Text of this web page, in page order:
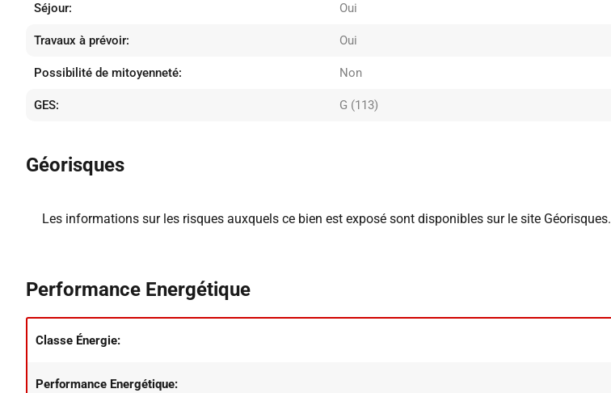
Séjour: Oui
Travaux à prévoir: Oui
Possibilité de mitoyenneté: Non
GES: G (113)
Géorisques
Les informations sur les risques auxquels ce bien est exposé sont disponibles sur le site Géorisques.
Performance Energétique
Classe Énergie:
Performance Energétique: